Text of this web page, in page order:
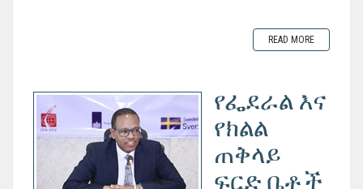
READ MORE
የፌደራል እና
የክልል
ጠቅላይ
ፍርድ ቤቶች